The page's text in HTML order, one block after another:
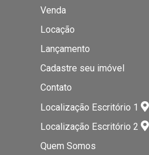
Venda
Locação
Lançamento
Cadastre seu imóvel
Contato
Localização Escritório 1
Localização Escritório 2
Quem Somos